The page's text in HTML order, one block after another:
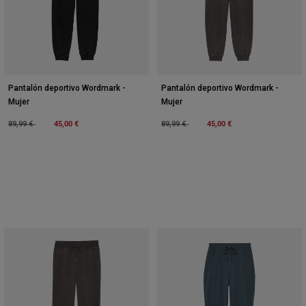
Pantalón deportivo Wordmark -
Mujer
Price reduced from
89,99 €to 45,00 €
Pantalón deportivo Wordmark -
Mujer
Price reduced from
89,99 €to 45,00 €